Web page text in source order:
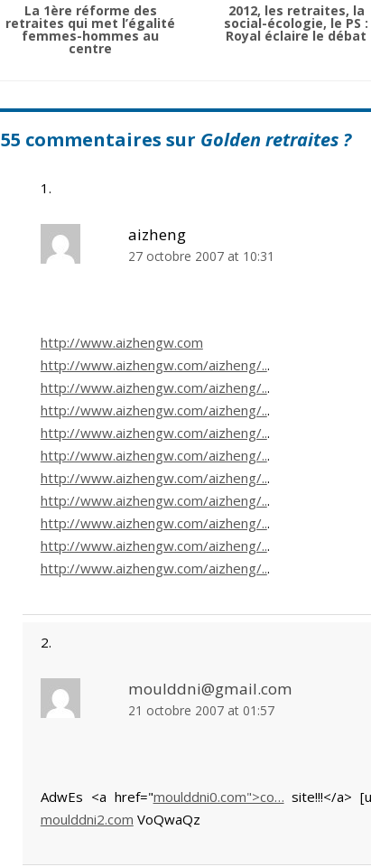
La 1ère réforme des
retraites qui met l’égalité
femmes-hommes au
centre
2012, les retraites, la
social-écologie, le PS :
Royal éclaire le débat
55 commentaires sur Golden retraites ?
aizheng
27 octobre 2007 at 10:31
http://www.aizhengw.com
http://www.aizhengw.com/aizheng/...
http://www.aizhengw.com/aizheng/...
http://www.aizhengw.com/aizheng/...
http://www.aizhengw.com/aizheng/...
http://www.aizhengw.com/aizheng/...
http://www.aizhengw.com/aizheng/...
http://www.aizhengw.com/aizheng/...
http://www.aizhengw.com/aizheng/...
http://www.aizhengw.com/aizheng/...
http://www.aizhengw.com/aizheng/...
moulddni@gmail.com
21 octobre 2007 at 01:57
AdwEs <a href="moulddni0.com">co… site!!!</a>
moulddni2.com VoQwaQz